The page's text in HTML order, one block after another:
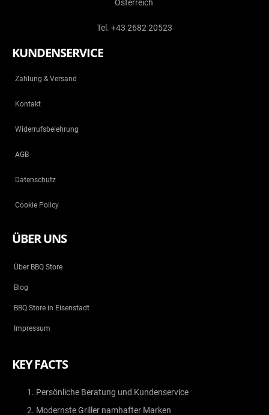
Österreich
Tel. +43 2682 20523
KUNDENSERVICE
Zahlung & Versand
Kontakt
Widerrufsbelehrung
AGB
Datenschutz
Cookie Policy
ÜBER UNS
Über BBQ Store
Blog
BBQ Store in Eisenstadt
Impressum
KEY FACTS
Persönliche Beratung und Kundenservice
Modernste Griller namhafter Marken